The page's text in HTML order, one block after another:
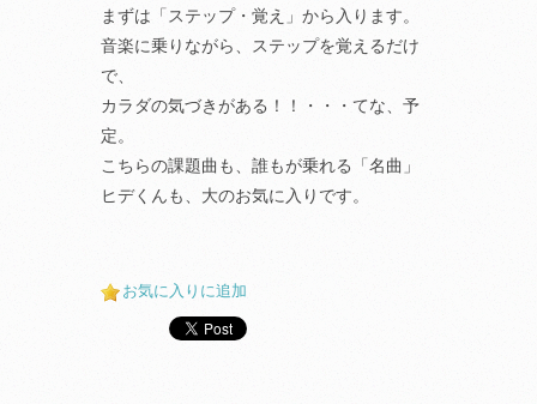
まずは「ステップ・覚え」から入ります。
音楽に乗りながら、ステップを覚えるだけ
で、
カラダの気づきがある！！・・・てな、予
定。
こちらの課題曲も、誰もが乗れる「名曲」
ヒデくんも、大のお気に入りです。
お気に入りに追加